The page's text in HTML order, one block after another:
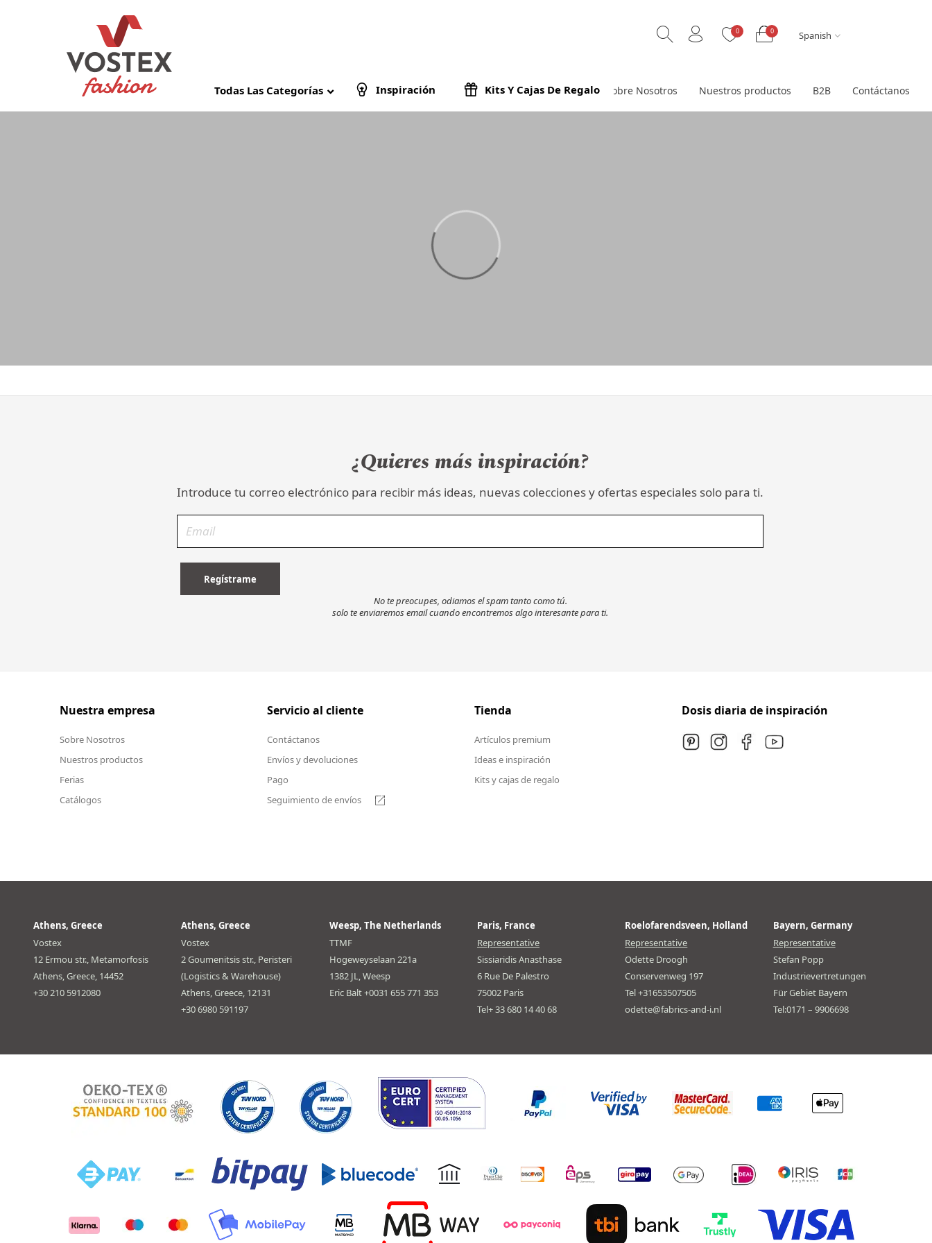
0 0 Spanish
Todas Las Categorías Inspiración Kits Y Cajas De Regalo Sobre Nosotros Nuestros productos B2B Contáctanos
¿Quieres más inspiración?
Introduce tu correo electrónico para recibir más ideas, nuevas colecciones y ofertas especiales solo para ti.
No te preocupes, odiamos el spam tanto como tú.
solo te enviaremos email cuando encontremos algo interesante para ti.
Nuestra empresa
Sobre Nosotros
Nuestros productos
Ferias
Catálogos
Servicio al cliente
Contáctanos
Envíos y devoluciones
Pago
Seguimiento de envíos
Tienda
Artículos premium
Ideas e inspiración
Kits y cajas de regalo
Dosis diaria de inspiración
Athens, Greece
Vostex
12 Ermou str., Metamorfosis
Athens, Greece, 14452
+30 210 5912080
Athens, Greece
Vostex
2 Goumenitsis str., Peristeri
(Logistics & Warehouse)
Athens, Greece, 12131
+30 6980 591197
Weesp, The Netherlands
TTMF
Hogeweyselaan 221a
1382 JL, Weesp
Eric Balt +0031 655 771 353
Paris, France
Representative
Sissiaridis Anasthase
6 Rue De Palestro
75002 Paris
Tel+ 33 680 14 40 68
Roelofarendsveen, Holland
Representative
Odette Droogh
Conservenweg 197
Tel +31653507505
odette@fabrics-and-i.nl
Bayern, Germany
Representative
Stefan Popp
Industrievertretungen
Für Gebiet Bayern
Tel:0171 – 9906698